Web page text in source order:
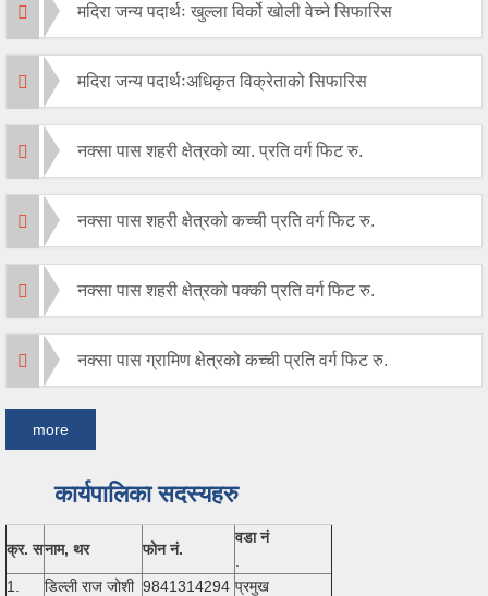
मदिरा जन्य पदार्थः खुल्ला विर्को खोली वेच्ने सिफारिस
मदिरा जन्य पदार्थःअधिकृत विक्रेताको सिफारिस
नक्सा पास शहरी क्षेत्रको व्या. प्रति वर्ग फिट रु.
नक्सा पास शहरी क्षेत्रको कच्ची प्रति वर्ग फिट रु.
नक्सा पास शहरी क्षेत्रको पक्की प्रति वर्ग फिट रु.
नक्सा पास ग्रामिण क्षेत्रको कच्ची प्रति वर्ग फिट रु.
more
कार्यपालिका सदस्यहरु
क्र. सनाम, थर फोन नं.
वडा नं
1.
डिल्ली राज जोशी 9841314294 प्रमुख